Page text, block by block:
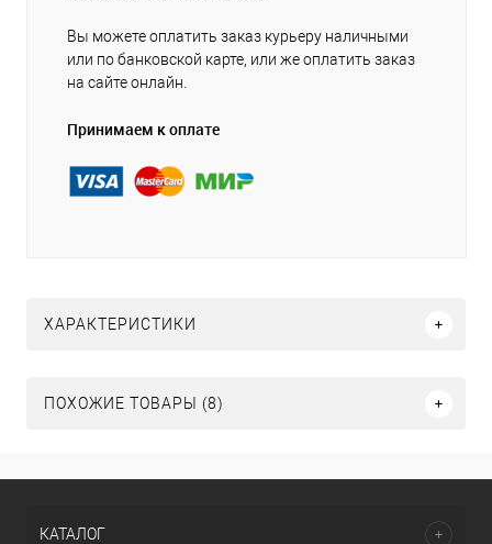
Вы можете оплатить заказ курьеру наличными
или по банковской карте, или же оплатить заказ
на сайте онлайн.
Принимаем к оплате
ХАРАКТЕРИСТИКИ
ПОХОЖИЕ ТОВАРЫ (8)
КАТАЛОГ